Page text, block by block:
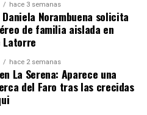
hace 3 semanas
Norambuena solicita
de familia aislada en
hace 2 semanas
La Serena: Aparece una
del Faro tras las crecidas